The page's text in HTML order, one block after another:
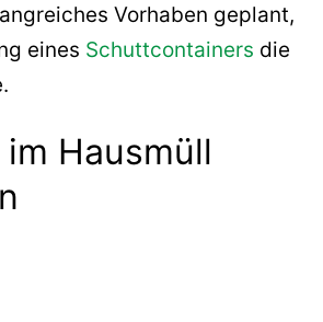
Vorhaben geplant,
eines Schuttcontainers die
Hausmüll